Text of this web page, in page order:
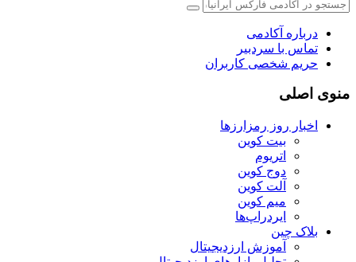
درباره آکادمی
تماس با سردبیر
حریم شخصی کاربران
منوی اصلی
اخبار روز رمزارزها
بیت کوین
اتریوم
دوج کوین
آلت کوین
میم کوین‌
ایردراپ‌ها
بلاک چین
آموزش ارزدیجیتال